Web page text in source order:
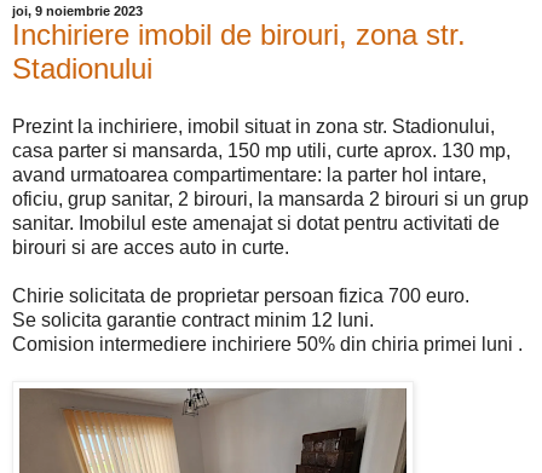
joi, 9 noiembrie 2023
Inchiriere imobil de birouri, zona str.
Stadionului
Prezint la inchiriere, imobil situat in zona str. Stadionului,
casa parter si mansarda, 150 mp utili, curte aprox. 130 mp,
avand urmatoarea compartimentare: la parter hol intare,
oficiu, grup sanitar, 2 birouri, la mansarda 2 birouri si un grup
sanitar. Imobilul este amenajat si dotat pentru activitati de
birouri si are acces auto in curte.
Chirie solicitata de proprietar persoan fizica 700 euro.
Se solicita garantie contract minim 12 luni.
Comision intermediere inchiriere 50% din chiria primei luni .